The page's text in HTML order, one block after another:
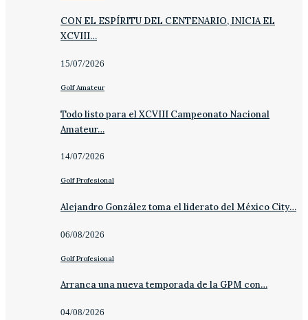
CON EL ESPÍRITU DEL CENTENARIO, INICIA EL
XCVIII…
15/07/2026
Golf Amateur
Todo listo para el XCVIII Campeonato Nacional
Amateur…
14/07/2026
Golf Profesional
Alejandro González toma el liderato del México City…
06/08/2026
Golf Profesional
Arranca una nueva temporada de la GPM con…
04/08/2026